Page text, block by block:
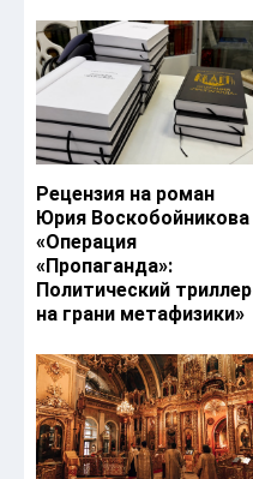
Рецензия на роман
Юрия Воскобойникова
«Операция
«Пропаганда»:
Политический триллер
на грани метафизики»